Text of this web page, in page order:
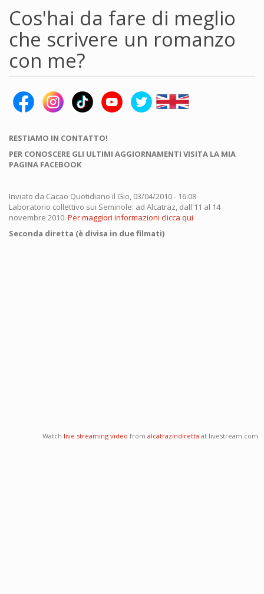
Cos'hai da fare di meglio
che scrivere un romanzo
con me?
RESTIAMO IN CONTATTO!
PER CONOSCERE GLI ULTIMI AGGIORNAMENTI VISITA LA MIA
PAGINA FACEBOOK
Inviato da Cacao Quotidiano il Gio, 03/04/2010 - 16:08
Laboratorio collettivo sui Seminole: ad Alcatraz, dall'11 al 14
novembre 2010. Per maggiori informazioni clicca qui
Seconda diretta (è divisa in due filmati)
Watch live streaming video from alcatrazindiretta at livestream.com